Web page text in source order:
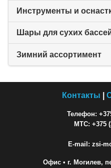
Инструменты и
Шары для сухих
Зимний ассортимент
Контакты
Телефон:
МТС: +375
E-mail: zsi-
Офис• г. Могилев,